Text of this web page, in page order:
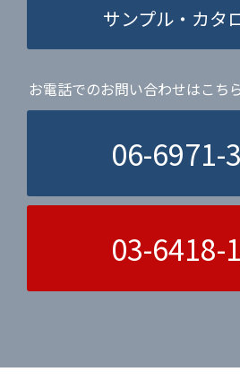
サンプル・カタ
お電話でのお問い合わせはこち
06-6971-
03-6418-